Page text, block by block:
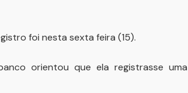
foi nesta sexta feira (15).
orientou que ela registrasse uma